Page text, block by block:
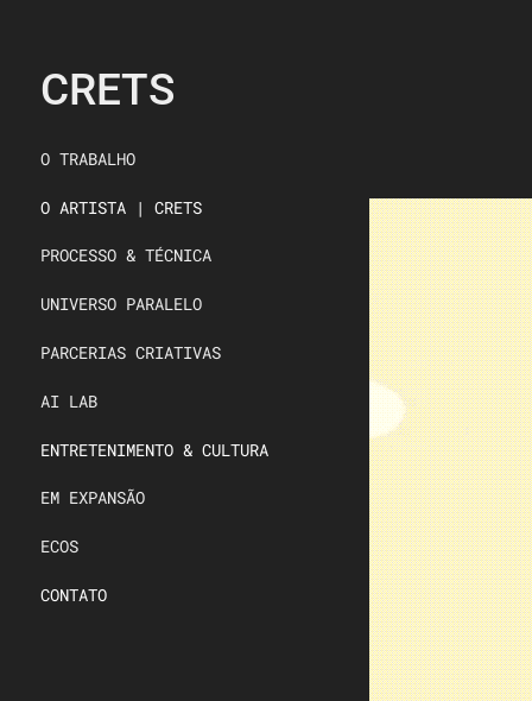
CRETS
O TRABALHO
O ARTISTA | CRETS
PROCESSO & TÉCNICA
UNIVERSO PARALELO
PARCERIAS CRIATIVAS
AI LAB
ENTRETENIMENTO & CULTURA
EM EXPANSÃO
ECOS
CONTATO